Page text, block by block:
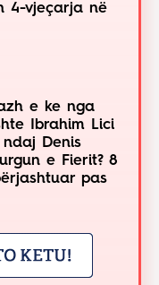
4-vjeçarja në
e ke nga
Ibrahim Lici
Denis
e Fierit? 8
pas